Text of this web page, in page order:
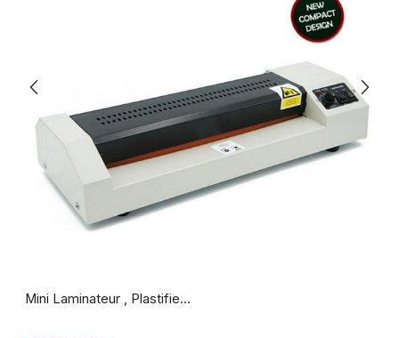
Mini Laminateur , Plastifie...